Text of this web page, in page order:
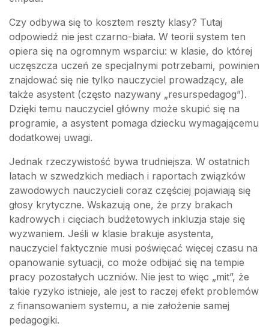
Czy odbywa się to kosztem reszty klasy? Tutaj
odpowiedź nie jest czarno-biała. W teorii system ten
opiera się na ogromnym wsparciu: w klasie, do której
uczęszcza uczeń ze specjalnymi potrzebami, powinien
znajdować się nie tylko nauczyciel prowadzący, ale
także asystent (często nazywany „resurspedagog”).
Dzięki temu nauczyciel główny może skupić się na
programie, a asystent pomaga dziecku wymagającemu
dodatkowej uwagi.
Jednak rzeczywistość bywa trudniejsza. W ostatnich
latach w szwedzkich mediach i raportach związków
zawodowych nauczycieli coraz częściej pojawiają się
głosy krytyczne. Wskazują one, że przy brakach
kadrowych i cięciach budżetowych inkluzja staje się
wyzwaniem. Jeśli w klasie brakuje asystenta,
nauczyciel faktycznie musi poświęcać więcej czasu na
opanowanie sytuacji, co może odbijać się na tempie
pracy pozostałych uczniów. Nie jest to więc „mit”, że
takie ryzyko istnieje, ale jest to raczej efekt problemów
z finansowaniem systemu, a nie założenie samej
pedagogiki.